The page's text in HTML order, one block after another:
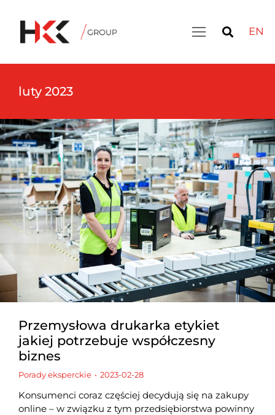
EN
luty 2023
Przemysłowa drukarka etykiet
jakiej potrzebuje współczesny
biznes
Porady eksperckie 2023-02-28
Konsumenci coraz częściej decydują się na zakupy
online – w związku z tym przedsiębiorstwa powinny